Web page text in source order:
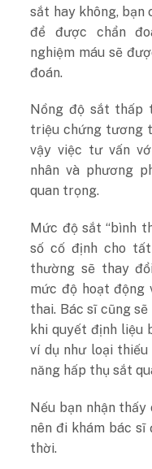
sắt hay không, bạn
để được chẩn
nghiệm máu sẽ
đoán.
Nồng độ sắt thấp
triệu chứng tương
vậy việc tư vấn
nhân và phương
quan trọng.
Mức độ sắt “bình
số cố định cho
thường sẽ thay
mức độ hoạt động
thai. Bác sĩ cũng
khi quyết định liệu
ví dụ như loại thiếu
năng hấp thụ sắt
Nếu bạn nhận
nên đi khám bác
thời.